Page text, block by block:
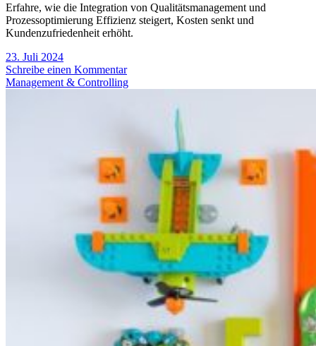
Erfahre, wie die Integration von Qualitätsmanagement und
Prozessoptimierung Effizienz steigert, Kosten senkt und
Kundenzufriedenheit erhöht.
23. Juli 2024
Schreibe einen Kommentar
Management & Controlling